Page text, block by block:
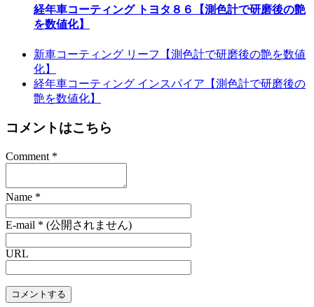
経年車コーティング トヨタ８６【測色計で研磨後の艶
を数値化】
新車コーティング リーフ【測色計で研磨後の艶を数値
化】
経年車コーティング インスパイア【測色計で研磨後の
艶を数値化】
コメントはこちら
Comment *
Name *
E-mail * (公開されません)
URL